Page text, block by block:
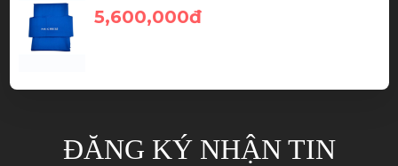
5,600,000đ
ĐĂNG KÝ NHẬN TIN